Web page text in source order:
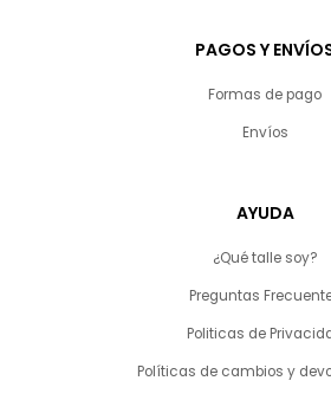
PAGOS Y
Formas de pago
Envíos
AYUDA
¿Qué talle soy?
Preguntas
Politicas de
Políticas de cambios y